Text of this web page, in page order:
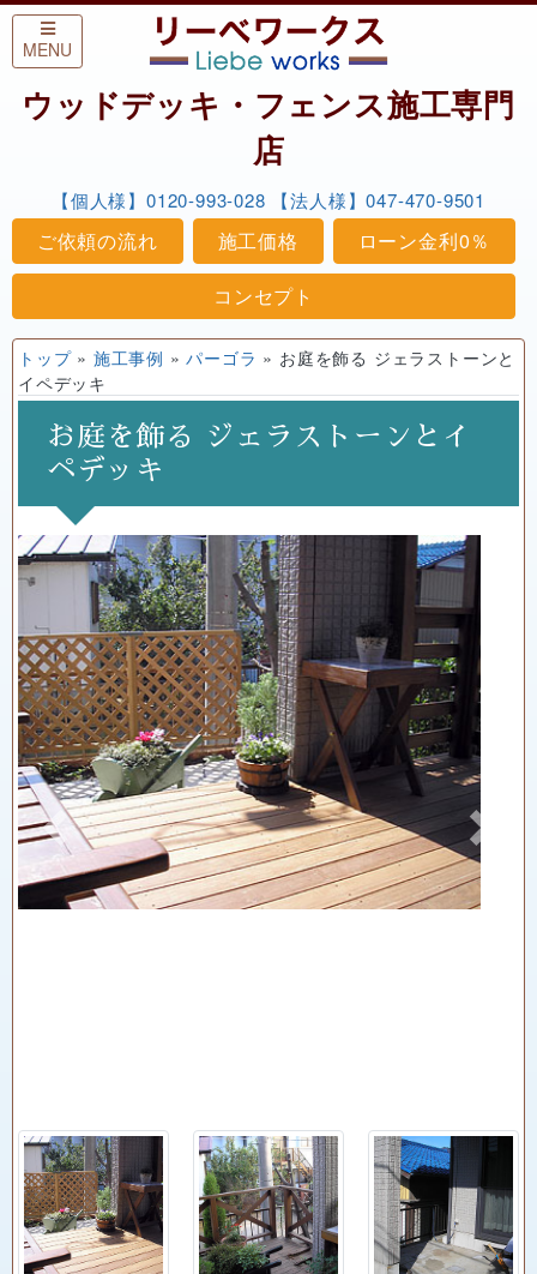
Skip to content
MENU
ウッドデッキ・フェンス施工専門
店
【個人様】0120-993-028 【法人様】047-470-9501
ご依頼の流れ 施工価格
ローン金利0％
コンセプト
トップ» 施工事例 »パーゴラ » お庭を飾る ジェラストーンと
イペデッキ
お庭を飾る ジェラストーンとイ
ペデッキ
Previous Next